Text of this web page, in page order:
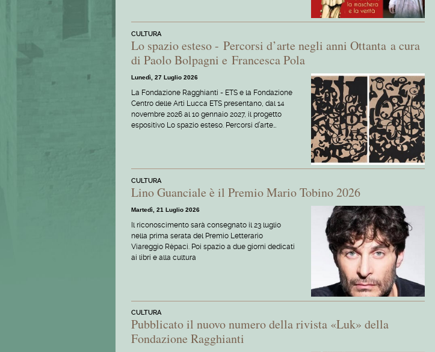
CULTURA
Lo spazio esteso - Percorsi d’arte negli anni Ottanta a cura
di Paolo Bolpagni e Francesca Pola
Lunedì, 27 Luglio 2026
La Fondazione Ragghianti - ETS e la Fondazione
Centro delle Arti Lucca ETS presentano, dal 14
novembre 2026 al 10 gennaio 2027, il progetto
espositivo Lo spazio esteso. Percorsi d’arte…
CULTURA
Lino Guanciale è il Premio Mario Tobino 2026
Martedì, 21 Luglio 2026
Il riconoscimento sarà consegnato il 23 luglio
nella prima serata del Premio Letterario
Viareggio Rèpaci. Poi spazio a due giorni dedicati
ai libri e alla cultura
CULTURA
Pubblicato il nuovo numero della rivista «Luk» della
Fondazione Ragghianti